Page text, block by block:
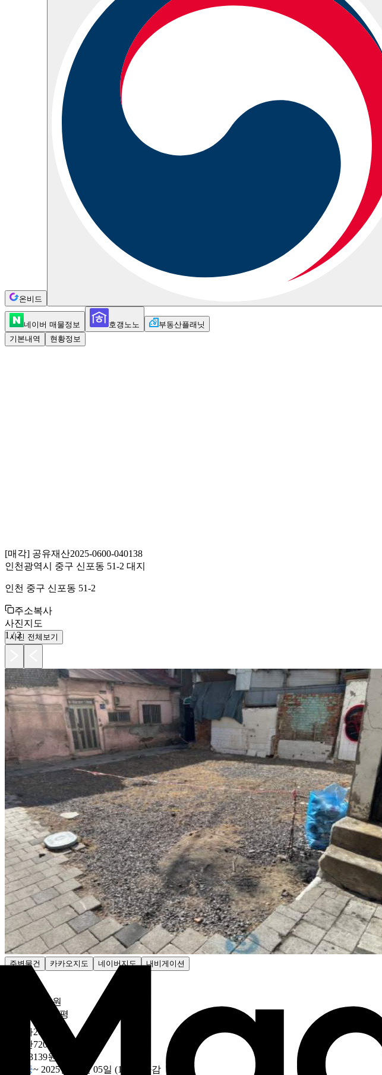
온비드
네이버 매물정보 호갱노노
부동산플래닛
기본내역
현황정보
[매각] 공유재산2025-0600-040138
인천광역시 중구 신포동 51-2 대지
인천 중구 신포동 51-2
주소복사
사진지도
1 /2
사진 전체보기
주변물건 카카오지도 네이버지도 내비게이션
9302만4000원
674만5757원/평
최저가20
7464만7200원
541만3139원/평
개찰중~ 2025년 09월 05일 (16:00)
마감